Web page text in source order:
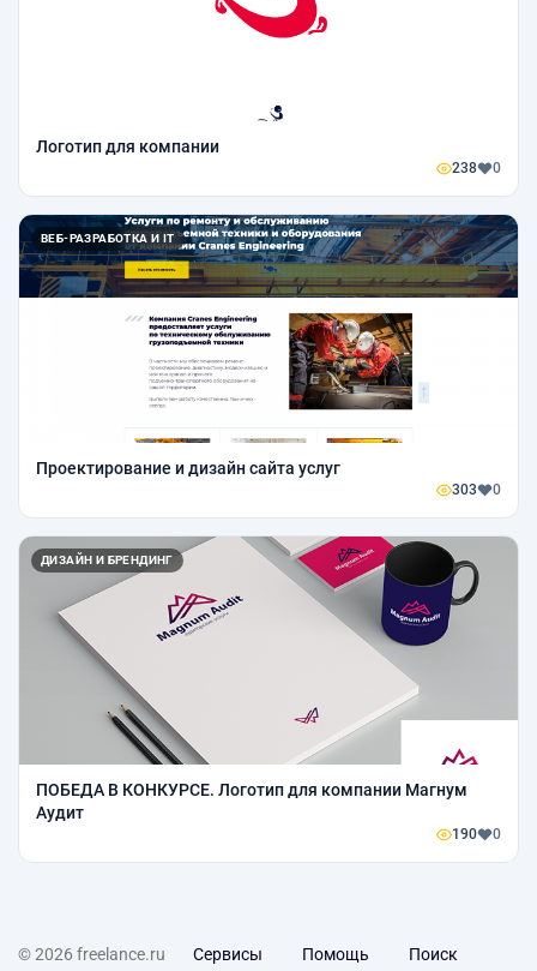
Логотип для компании
238 0
ВЕБ-РАЗРАБОТКА И IT
Проектирование и дизайн сайта услуг
303 0
ДИЗАЙН И БРЕНДИНГ
ПОБЕДА В КОНКУРСЕ. Логотип для компании Магнум
Аудит
190 0
© 2026 freelance.ru Сервисы Помощь Поиск